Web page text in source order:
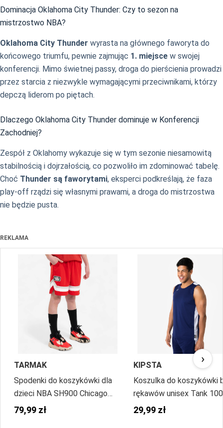
Dominacja Oklahoma City Thunder: Czy to sezon na
mistrzostwo NBA?
Oklahoma City Thunder wyrasta na głównego faworyta do
końcowego triumfu, pewnie zajmując 1. miejsce w swojej
konferencji. Mimo świetnej passy, droga do pierścienia prowadzi
przez starcia z niezwykle wymagającymi przeciwnikami, którzy
depczą liderom po piętach.
Dlaczego Oklahoma City Thunder dominuje w Konferencji
Zachodniej?
Zespół z Oklahomy wykazuje się w tym sezonie niesamowitą
stabilnością i dojrzałością, co pozwoliło im zdominować tabelę.
Choć Thunder są faworytami, eksperci podkreślają, że faza
play-off rządzi się własnymi prawami, a droga do mistrzostwa
nie będzie pusta.
REKLAMA
TARMAK
Spodenki do koszykówki dla
dzieci NBA SH900 Chicago
Bulls
79,99 zł
KIPSTA
Koszulka do koszykówki
rękawów unisex Tank 100
29,99 zł
›